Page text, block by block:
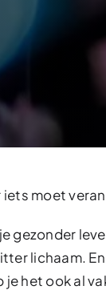
iets moet
gezonder
lichaam. En
je het ook al